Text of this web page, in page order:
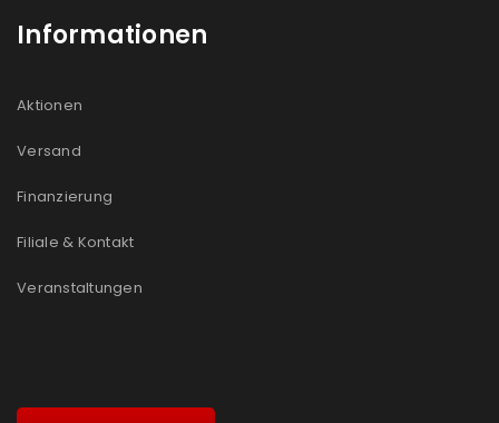
Informationen
Aktionen
Versand
Finanzierung
Filiale & Kontakt
Veranstaltungen